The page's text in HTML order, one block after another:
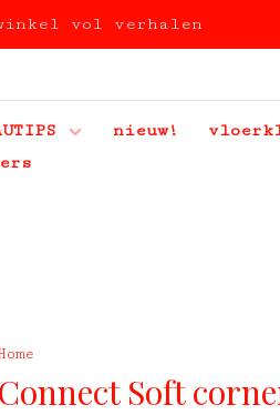
vol verhalen
nieuw!
Connect Soft